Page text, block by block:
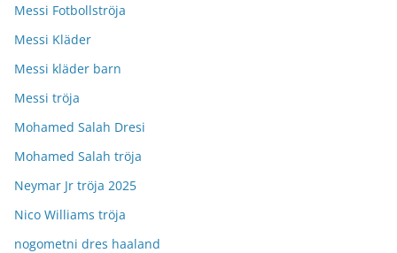
Messi Fotbollströja
Messi Kläder
Messi kläder barn
Messi tröja
Mohamed Salah Dresi
Mohamed Salah tröja
Neymar Jr tröja 2025
Nico Williams tröja
nogometni dres haaland